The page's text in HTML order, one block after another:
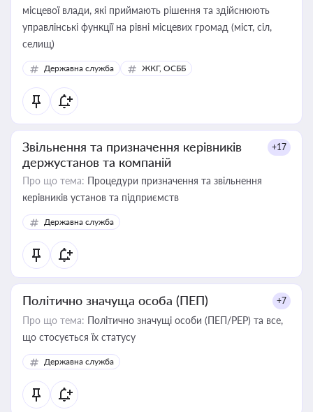
місцевої влади, які приймають рішення та здійснюють
управлінські функції на рівні місцевих громад (міст, сіл,
селищ)
Державна служба ЖКГ, ОСББ
Звільнення та призначення керівників
держустанов та компаній
+17
Про що тема: Процедури призначення та звільнення
керівників установ та підприємств
Державна служба
Політично значуща особа (ПЕП) +7
Про що тема: Політично значущі особи (ПЕП/PEP) та все,
що стосується їх статусу
Державна служба